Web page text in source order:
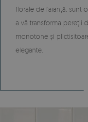
florale de faianță, sunt
a vă transforma pereții
monotone și
elegante.